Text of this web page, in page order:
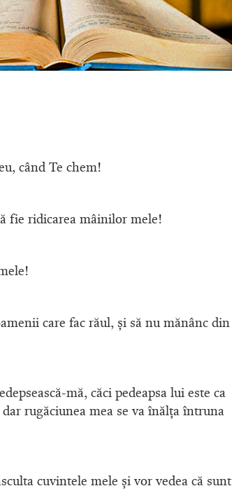
când Te chem!
fie ridicarea mâinilor mele!
care fac răul, şi să nu mănânc din
mă, căci pedeapsa lui este ca
rugăciunea mea se va înălţa întruna
cuvintele mele şi vor vedea că sunt